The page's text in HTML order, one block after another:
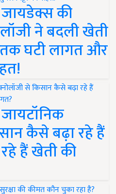
की
ने बदली खेती
तक घटी लागत और
कैसे बढ़ा रहे हैं
हैं खेती की